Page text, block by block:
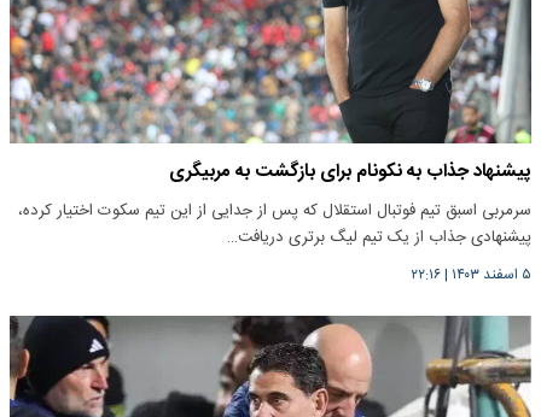
پیشنهاد جذاب به نکونام برای بازگشت به مربیگری
سرمربی اسبق تیم فوتبال استقلال که پس از جدایی از این تیم سکوت اختیار کرده،
پیشنهادی جذاب از یک تیم لیگ برتری دریافت…
۵ اسفند ۱۴۰۳ |۲۲:۱۶